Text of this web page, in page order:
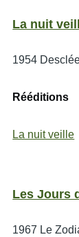
La nuit
1954
Rééditions
La nuit veille
Les Jours
1967 Le